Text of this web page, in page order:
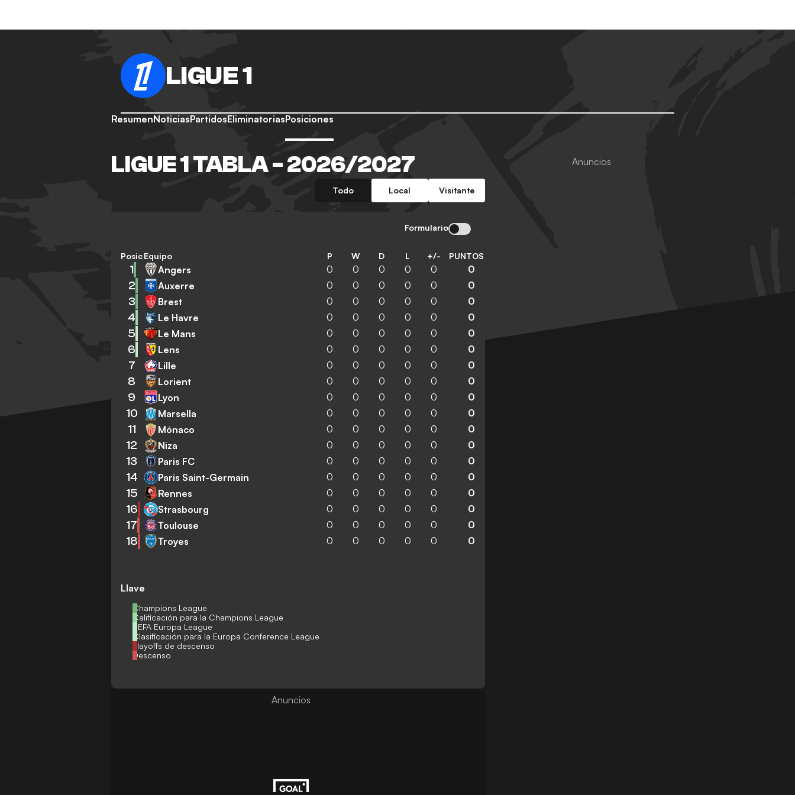
LIGUE 1
ResumenNoticiasPartidosEliminatoriasPosiciones
LIGUE 1 TABLA - 2026/2027
Todo Local Visitante
Formulario
Llave
Champions League
Calificación para la Champions League
UEFA Europa League
Clasificación para la Europa Conference League
Playoffs de descenso
Descenso
PosiciónEquipo P W D L +/- PUNTOS
1 Angers 0 0 0 0 0 0
2 Auxerre 0 0 0 0 0 0
3 Brest 0 0 0 0 0 0
4 Le Havre 0 0 0 0 0 0
5 Le Mans 0 0 0 0 0 0
6 Lens 0 0 0 0 0 0
7 Lille 0 0 0 0 0 0
8 Lorient 0 0 0 0 0 0
9 Lyon 0 0 0 0 0 0
10 Marsella 0 0 0 0 0 0
11 Mónaco 0 0 0 0 0 0
12 Niza 0 0 0 0 0 0
13 Paris FC 0 0 0 0 0 0
14 Paris Saint-Germain 0 0 0 0 0 0
15 Rennes 0 0 0 0 0 0
16 Strasbourg 0 0 0 0 0 0
17 Toulouse 0 0 0 0 0 0
18 Troyes 0 0 0 0 0 0